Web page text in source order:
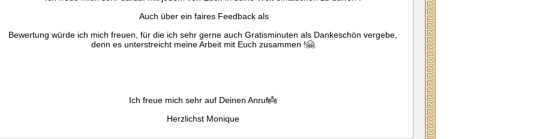
Auch über ein faires Feedback als
Bewertung würde ich mich freuen, für die ich sehr gerne auch Gratisminuten als Dankeschön vergebe,
denn es unterstreicht meine Arbeit mit Euch zusammen !🤗
Ich freue mich sehr auf Deinen Anruf👼
Herzlichst Monique